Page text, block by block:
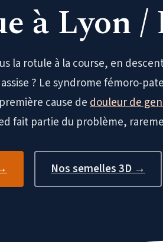
à Lyon /
la rotule à la course, en
? Le syndrome fémoro-
cause dedouleur de
fait partie du problème,
Nos semelles 3D →